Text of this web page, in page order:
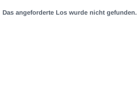
Das angeforderte Los wurde nicht gefunden.